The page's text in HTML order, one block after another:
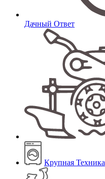
Дачный Ответ
Крупная Техника